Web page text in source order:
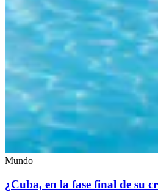
Mundo
¿Cuba, en la fase final de su